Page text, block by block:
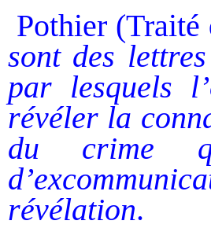
Pothier
sont des
par lesquels
révéler la
du crime
révélation.